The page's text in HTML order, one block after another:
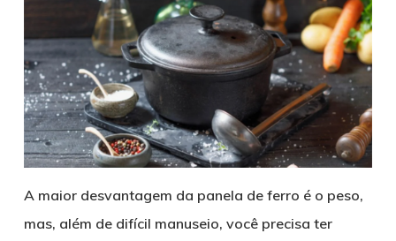
A maior desvantagem da panela de ferro é o peso,
mas, além de difícil manuseio, você precisa ter